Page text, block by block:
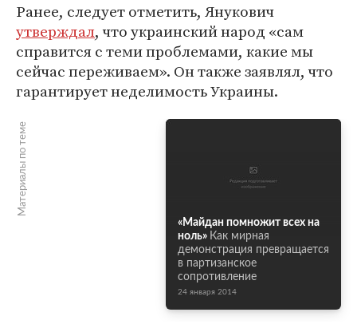
Ранее, следует отметить, Янукович
утверждал, что украинский народ «сам
справится с теми проблемами, какие мы
сейчас переживаем». Он также заявлял, что
гарантирует неделимость Украины.
Материалы по теме
«Майдан помножит всех на
ноль» Как мирная
демонстрация превращается
в партизанское
сопротивление
24 января 2014